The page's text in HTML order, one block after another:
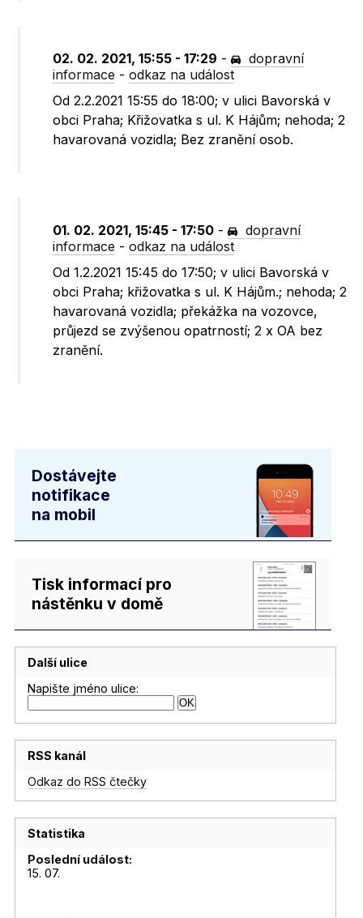
02. 02. 2021, 15:55 - 17:29 -
dopravní
informace -odkaz na událost
Od 2.2.2021 15:55 do 18:00; v ulici Bavorská v
obci Praha; Křižovatka s ul. K Hájům; nehoda; 2
havarovaná vozidla; Bez zranění osob.
01. 02. 2021, 15:45 - 17:50 -
dopravní
informace -odkaz na událost
Od 1.2.2021 15:45 do 17:50; v ulici Bavorská v
obci Praha; křižovatka s ul. K Hájům.; nehoda; 2
havarovaná vozidla; překážka na vozovce,
průjezd se zvýšenou opatrností; 2 x OA bez
zranění.
Dostávejte
notifikace
na mobil
Tisk informací pro
nástěnku v domě
Další ulice
Napište jméno ulice:
RSS kanál
Odkaz do RSS čtečky
Statistika
Poslední událost:
15. 07.